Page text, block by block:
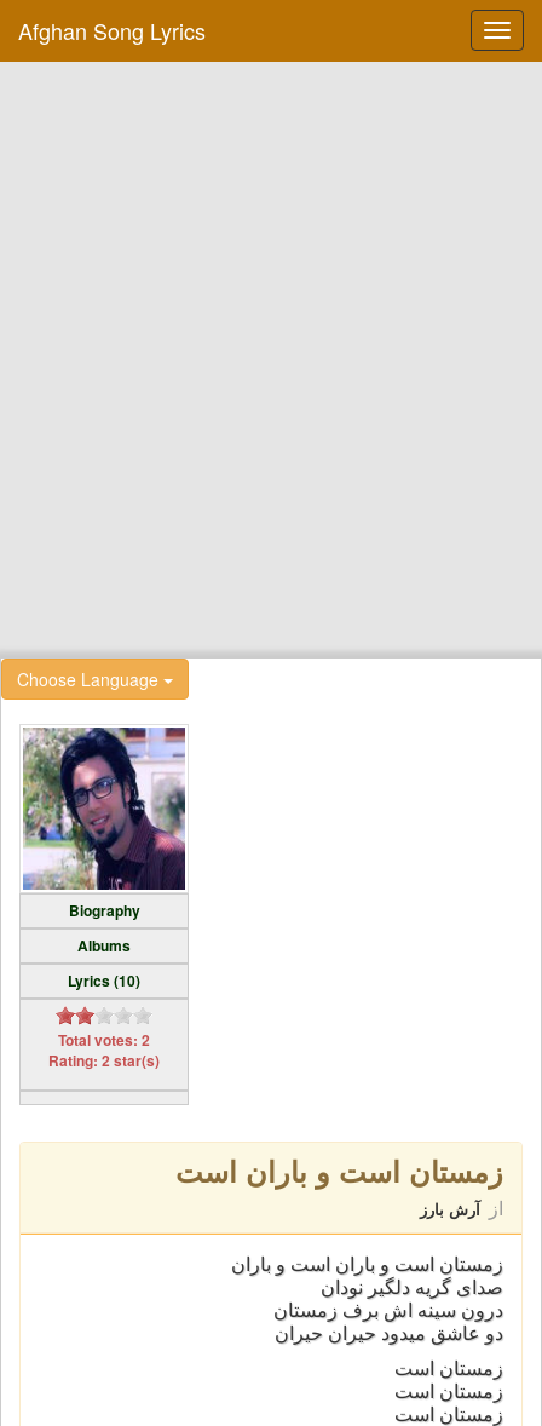
Afghan Song Lyrics
Choose Language
Biography
Albums
Lyrics (10)
Total votes: 2
Rating: 2 star(s)
زمستان است و باران است
از آرش بارز
زمستان است و باران است و باران
صدای گریه دلگیر نودان
درون سینه اش برف زمستان
دو عاشق میدود حیران حیران
زمستان است
زمستان است
زمستان است